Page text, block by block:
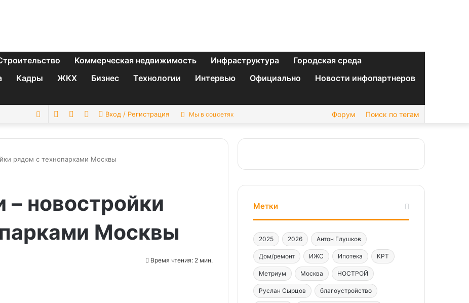
Коммерческая недвижимость Инфраструктура
Городская среда
Кадры ЖКХ Бизнес Технологии Интервью Официально
Новости инфопартнеров
Искать SwitchSidebarСлучайная
Вход / Регистрация Мы в соцсетях Форум Поиск по тегам
рядом с технопарками Москвы
– новостройки
Москвы
Время чтения: 2 мин.
Метки
2025 2026 Антон Глушков
Дом/ремонт ИЖС Ипотека КРТ
Метриум Москва НОСТРОЙ
Руслан Сырцов благоустройство